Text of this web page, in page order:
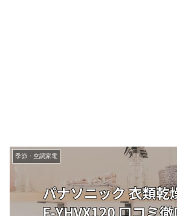
季節・空調家電